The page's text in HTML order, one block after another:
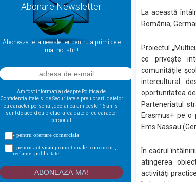
Abonare Newsletter
Aboneaza-te la newsletter pentru a primi cele
mai noi stiri!
Am fost informat(a) despre Politica de
Confidentialitate si de Securitate a prelucrarii datelor
cu caracter personal, declar ca am peste 16 ani si
sunt de acord cu prelucrarea datelor cu caracter
personal:
- pentru ofertare comerciala
- pentru activitati promotionale: concursuri,
reclame, publicitate
La această
România,
Proiectul
ce privește
comunitățile
intercultural
oportunitatea
Parteneriatul
Erasmus+ pe o
Ems Nassau
În cadrul
atingerea
activități